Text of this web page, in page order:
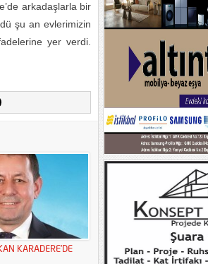
arkadaşlarla bir
şu an evlerimizin
yer verdi.
KARADERE’DE